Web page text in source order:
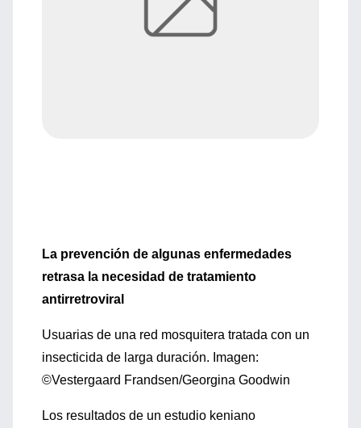
La prevención de algunas enfermedades
retrasa la necesidad de tratamiento
antirretroviral
Usuarias de una red mosquitera tratada con un
insecticida de larga duración. Imagen:
©Vestergaard Frandsen/Georgina Goodwin
Los resultados de un estudio keniano